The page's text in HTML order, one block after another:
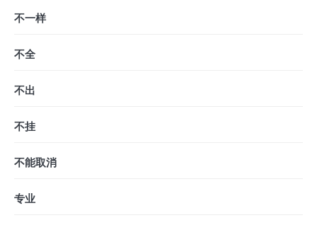
不一样
不全
不出
不挂
不能取消
专业